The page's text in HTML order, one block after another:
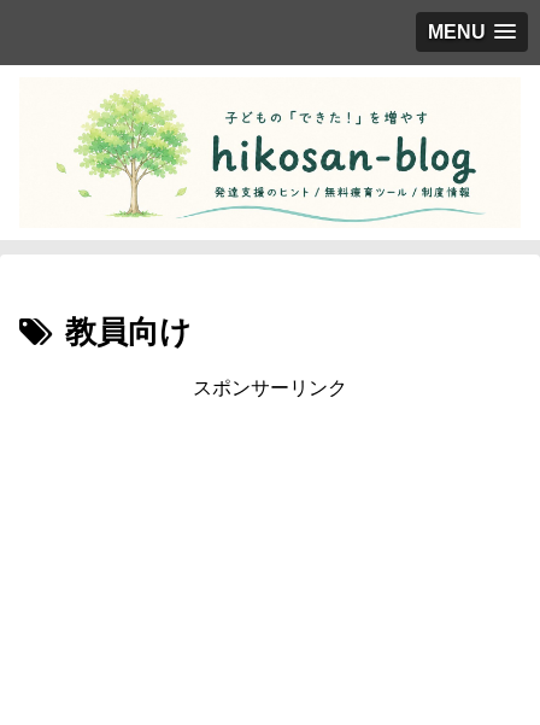
MENU
教員向け
スポンサーリンク